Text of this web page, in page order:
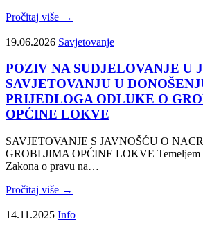
Pročitaj više →
19.06.2026 Savjetovanje
POZIV NA SUDJELOVANJE U
SAVJETOVANJU U
PRIJEDLOGA ODLUKE O
OPĆINE LOKVE
SAVJETOVANJE S JAVNOŠĆU O
GROBLJIMA OPĆINE LOKVE Temeljem
Zakona o pravu na…
Pročitaj više →
14.11.2025 Info